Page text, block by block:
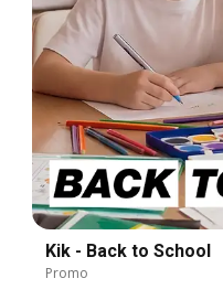
Kik - Back to School
Promo